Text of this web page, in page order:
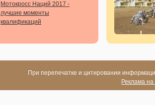
Мотокросс Наций 2017 -
лучшие моменты
квалификаций
При перепечатке и цитировании
Реклама на